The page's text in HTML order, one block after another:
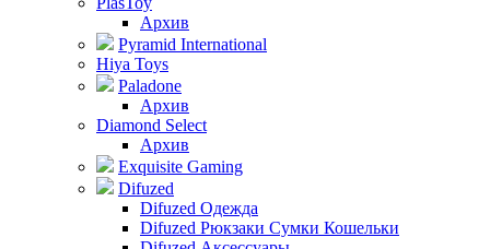
Архив
Pyramid International
Hiya Toys
Paladone
Архив
Diamond Select
Архив
Exquisite Gaming
Difuzed
Difuzed Одежда
Difuzed Рюкзаки Сумки Кошельки